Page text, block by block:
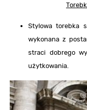
Stylowa torebka
wykonana z
straci dobrego
użytkowania.